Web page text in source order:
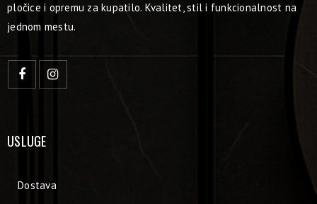
pločice i opremu za kupatilo. Kvalitet, stil i funkcionalnost na
jednom mestu.
USLUGE
Dostava